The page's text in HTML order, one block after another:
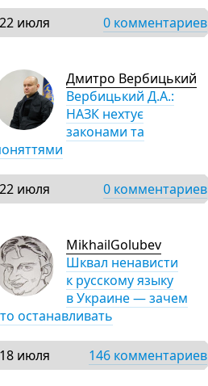
22 июля 0 комментариев
Дмитро Вербицький
Вербицький Д.А.:
НАЗК нехтує
законами та
22 июля 0 комментариев
MikhailGolubev
Шквал ненависти
к русскому языку
в Украине — зачем
останавливать
18 июля 146 комментариев